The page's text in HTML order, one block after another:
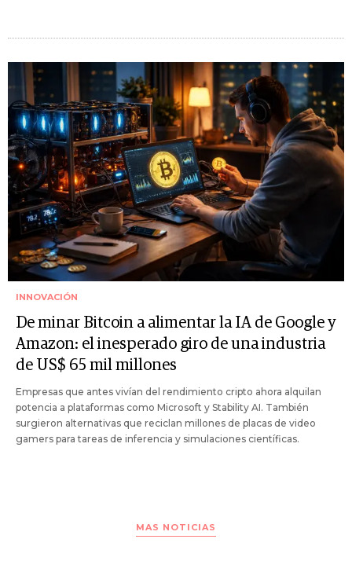
INNOVACIÓN
De minar Bitcoin a alimentar la IA de Google y
Amazon: el inesperado giro de una industria
de US$ 65 mil millones
Empresas que antes vivían del rendimiento cripto ahora alquilan
potencia a plataformas como Microsoft y Stability AI. También
surgieron alternativas que reciclan millones de placas de video
gamers para tareas de inferencia y simulaciones científicas.
MAS NOTICIAS